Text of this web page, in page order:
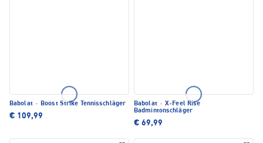
Babolat · Boost Strike Tennisschläger
€ 109,99
Babolat · X-Feel Rise
Badmintonschläger
€ 69,99